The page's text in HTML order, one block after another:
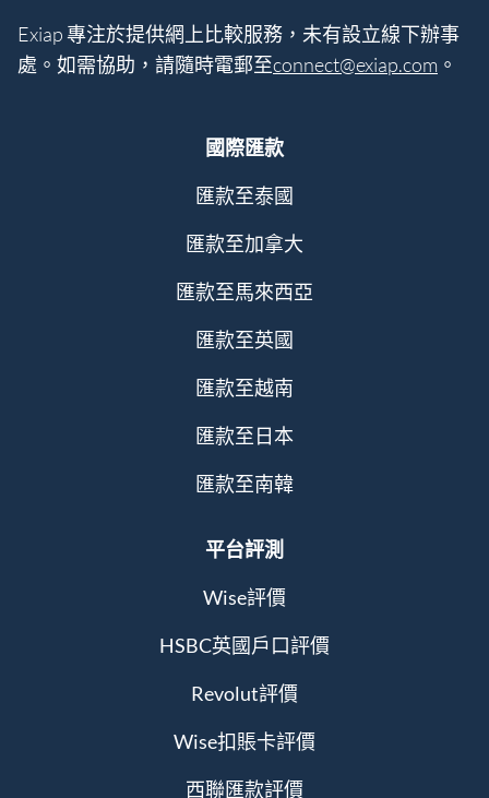
Exiap 專注於提供網上比較服務，未有設立線下辦事
處。如需協助，請隨時電郵至connect@exiap.com 。
國際匯款
匯款至泰國
匯款至加拿大
匯款至馬來西亞
匯款至英國
匯款至越南
匯款至日本
匯款至南韓
平台評測
Wise評價
HSBC英國戶口評價
Revolut評價
Wise扣賬卡評價
西聯匯款評價